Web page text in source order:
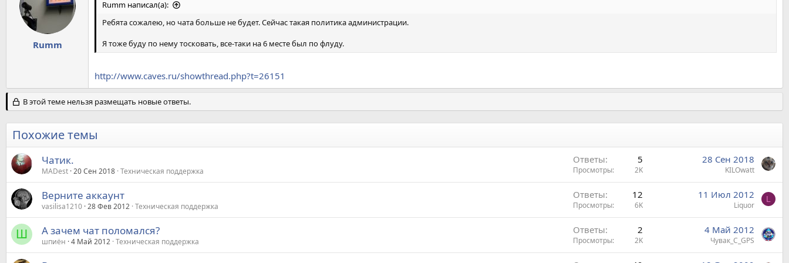
Rumm
Rumm написал(а):
Ребята сожалею, но чата больше не будет. Сейчас такая политика администрации.
Я тоже буду по нему тосковать, все-таки на 6 месте был по флуду.
http://www.caves.ru/showthread.php?t=26151
В этой теме нельзя размещать новые ответы.
Похожие темы
Чатик.
MADest 20 Сен 2018 Техническая поддержка
Ответы 5
Просмотры 2K
28 Сен 2018
KILOwatt
Верните аккаунт
vasilisa1210 28 Фев 2012 Техническая поддержка
Ответы 12
Просмотры 6K
11 Июл 2012
Liquor
L
Ш А зачем чат поломался?
шпиён 4 Май 2012 Техническая поддержка
Ответы 2
Просмотры 2K
4 Май 2012
Чувак_С_GPS